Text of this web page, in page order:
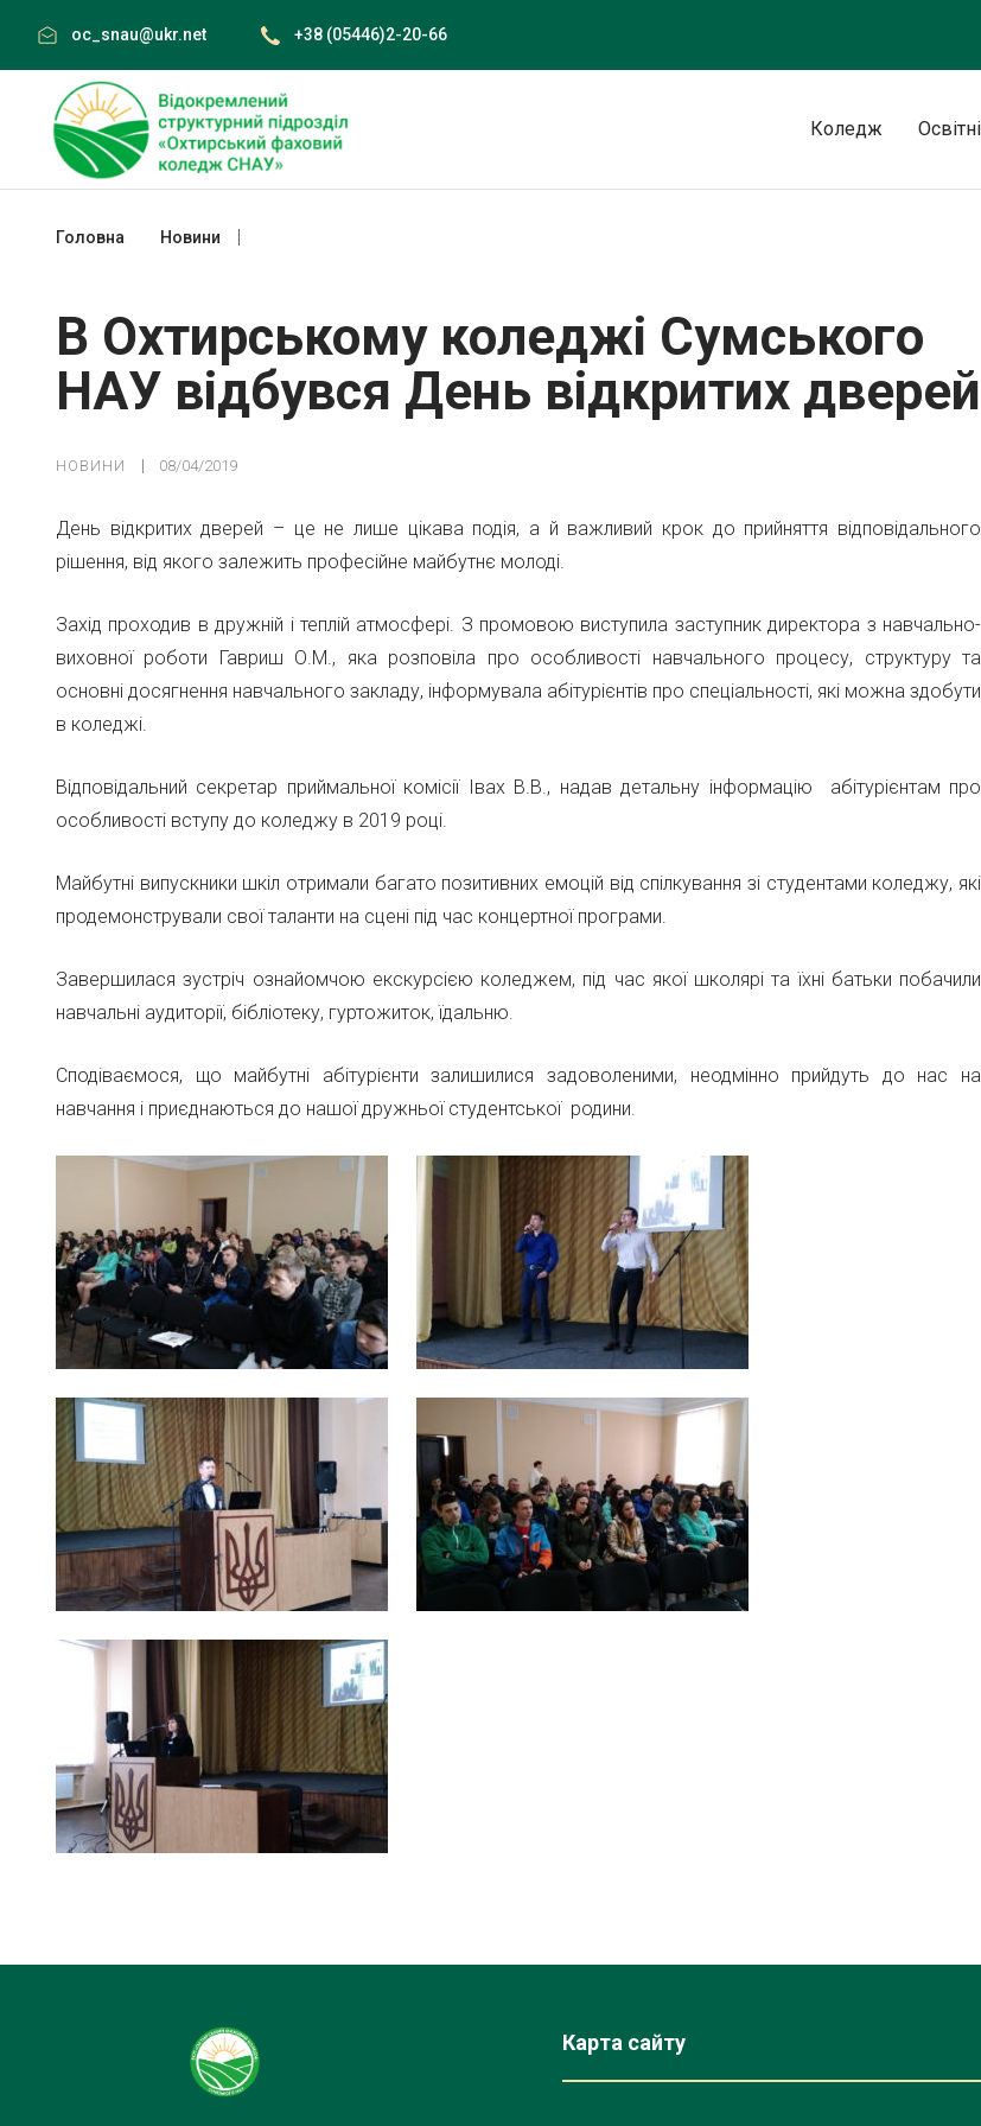
content
oc_snau@ukr.net +38 (05446)2-20-66
Коледж
Головна Новини
В Охтирському коледжі Сумського
НАУ відбувся День відкритих дверей
НОВИНИ 08/04/2019
День відкритих дверей – це не лише цікава подія, а й важливий крок до прийняття відповідального
рішення, від якого залежить професійне майбутнє молоді.
Захід проходив в дружній і теплій атмосфері. З промовою виступила заступник директора з навчально-
виховної роботи Гавриш О.М., яка розповіла про особливості навчального процесу, структуру та
основні досягнення навчального закладу, інформувала абітурієнтів про спеціальності, які можна здобути
в коледжі.
Відповідальний секретар приймальної комісії Івах В.В., надав детальну інформацію абітурієнтам про
особливості вступу до коледжу в 2019 році.
Майбутні випускники шкіл отримали багато позитивних емоцій від спілкування зі студентами коледжу, які
продемонстрували свої таланти на сцені під час концертної програми.
Завершилася зустріч ознайомчою екскурсією коледжем, під час якої школярі та їхні батьки побачили
навчальні аудиторії, бібліотеку, гуртожиток, їдальню.
Сподіваємося, що майбутні абітурієнти залишилися задоволеними, неодмінно прийдуть до нас на
навчання і приєднаються до нашої дружньої студентської родини.
Карта сайту